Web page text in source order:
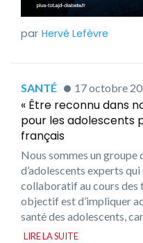
Hervé Lefèvre
SANTÉ 17 octobre
« Être reconnu dans
pour les adolescents
français
Nous sommes un groupe
d’adolescents experts
collaboratif au cours des
objectif est d’impliquer
santé des adolescents,
LIRE LA SUITE